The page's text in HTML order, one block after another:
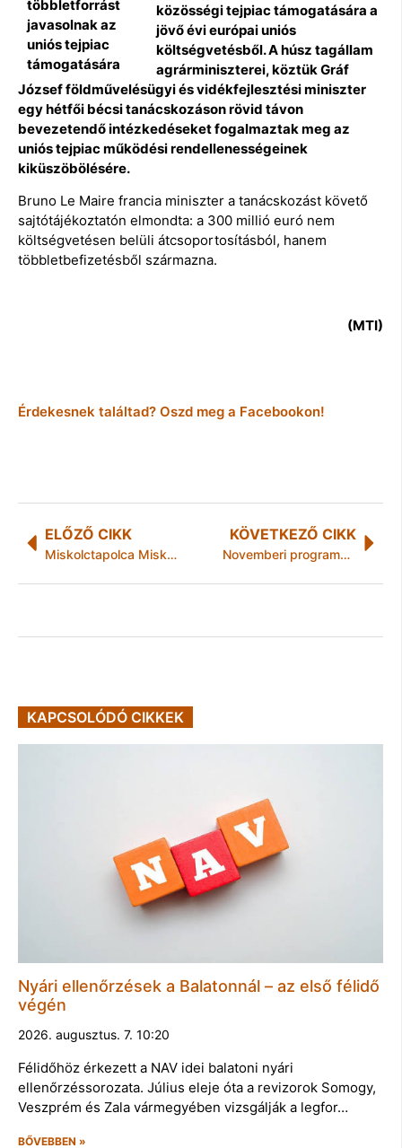
közösségi tejpiac támogatására a
jövő évi európai uniós
költségvetésből. A húsz tagállam
agrárminiszterei, köztük Gráf
József földművelésügyi és vidékfejlesztési miniszter
egy hétfői bécsi tanácskozáson rövid távon
bevezetendő intézkedéseket fogalmaztak meg az
uniós tejpiac működési rendellenességeinek
kiküszöbölésére.
Bruno Le Maire francia miniszter a tanácskozást követő
sajtótájékoztatón elmondta: a 300 millió euró nem
költségvetésen belüli átcsoportosításból, hanem
többletbefizetésből származna.
(MTI)
Érdekesnek találtad? Oszd meg a Facebookon!
ELŐZŐ CIKK
Miskolctapolca Miskolc része marad
KÖVETKEZŐ CIKK
Novemberi programelőzetes
KAPCSOLÓDÓ CIKKEK
Nyári ellenőrzések a Balatonnál – az első félidő
végén
2026. augusztus. 7. 10:20
Félidőhöz érkezett a NAV idei balatoni nyári
ellenőrzéssorozata. Július eleje óta a revizorok Somogy,
Veszprém és Zala vármegyében vizsgálják a legfor…
BŐVEBBEN »